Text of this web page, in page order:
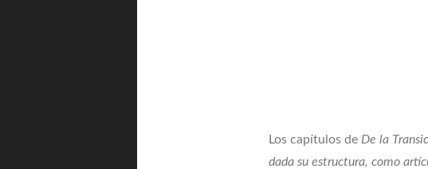
Los capítulos de De la
dada su estructura, como